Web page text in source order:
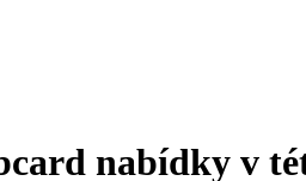
nabídky v